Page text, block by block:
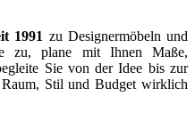
1991 zu Designermöbeln und
zu, plane mit Ihnen Maße,
Sie von der Idee bis zur
Stil und Budget wirklich